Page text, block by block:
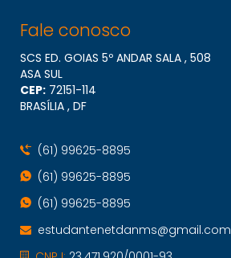
Fale conosco
SCS ED. GOIAS 5º ANDAR SALA , 508
ASA SUL
CEP: 72151​-114
BRASÍLIA , DF
(61) 99625-8895
(61) 99625-8895
(61) 99625-8895
estudantenetdanms@gmail.com